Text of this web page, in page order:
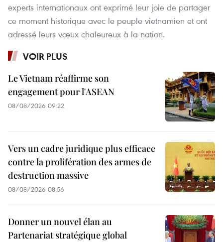
experts internationaux ont exprimé leur joie de partager
ce moment historique avec le peuple vietnamien et ont
adressé leurs vœux chaleureux à la nation.
VOIR PLUS
Le Vietnam réaffirme son
engagement pour l'ASEAN
08/08/2026 09:22
Vers un cadre juridique plus efficace
contre la prolifération des armes de
destruction massive
08/08/2026 08:56
Donner un nouvel élan au
Partenariat stratégique global